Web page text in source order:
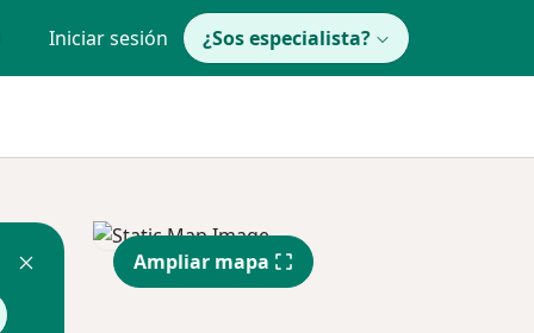
Iniciar sesión ¿Sos especialista?
Ampliar mapa